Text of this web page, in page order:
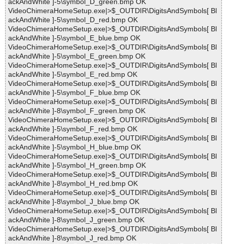
ackAndWhite ]-5\symbol_D_green.bmp OK
VideoChimeraHomeSetup.exe|>$_OUTDIR\DigitsAndSymbols[ Bl
ackAndWhite ]-5\symbol_D_red.bmp OK
VideoChimeraHomeSetup.exe|>$_OUTDIR\DigitsAndSymbols[ Bl
ackAndWhite ]-5\symbol_E_blue.bmp OK
VideoChimeraHomeSetup.exe|>$_OUTDIR\DigitsAndSymbols[ Bl
ackAndWhite ]-5\symbol_E_green.bmp OK
VideoChimeraHomeSetup.exe|>$_OUTDIR\DigitsAndSymbols[ Bl
ackAndWhite ]-5\symbol_E_red.bmp OK
VideoChimeraHomeSetup.exe|>$_OUTDIR\DigitsAndSymbols[ Bl
ackAndWhite ]-5\symbol_F_blue.bmp OK
VideoChimeraHomeSetup.exe|>$_OUTDIR\DigitsAndSymbols[ Bl
ackAndWhite ]-8\symbol_F_green.bmp OK
VideoChimeraHomeSetup.exe|>$_OUTDIR\DigitsAndSymbols[ Bl
ackAndWhite ]-5\symbol_F_red.bmp OK
VideoChimeraHomeSetup.exe|>$_OUTDIR\DigitsAndSymbols[ Bl
ackAndWhite ]-5\symbol_H_blue.bmp OK
VideoChimeraHomeSetup.exe|>$_OUTDIR\DigitsAndSymbols[ Bl
ackAndWhite ]-5\symbol_H_green.bmp OK
VideoChimeraHomeSetup.exe|>$_OUTDIR\DigitsAndSymbols[ Bl
ackAndWhite ]-8\symbol_H_red.bmp OK
VideoChimeraHomeSetup.exe|>$_OUTDIR\DigitsAndSymbols[ Bl
ackAndWhite ]-8\symbol_J_blue.bmp OK
VideoChimeraHomeSetup.exe|>$_OUTDIR\DigitsAndSymbols[ Bl
ackAndWhite ]-8\symbol_J_green.bmp OK
VideoChimeraHomeSetup.exe|>$_OUTDIR\DigitsAndSymbols[ Bl
ackAndWhite ]-8\symbol_J_red.bmp OK